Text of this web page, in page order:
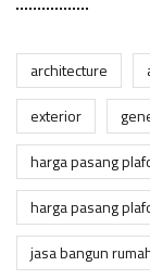
architecture
exterior
harga pasang
harga pasang
jasa bangun